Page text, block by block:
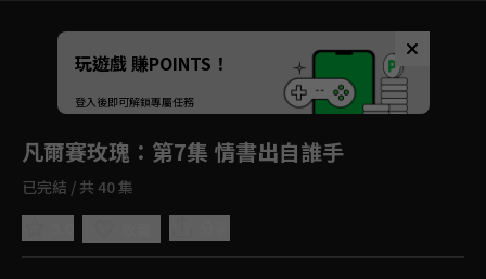
Unmute
如有不便請見諒
玩遊戲 賺POINTS！
登入後即可解鎖專屬任務
凡爾賽玫瑰 ：第7集 情書出自誰手
已完結 / 共 40 集